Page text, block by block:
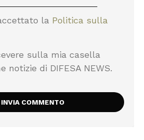
la Politica sulla
sulla mia casella
notizie di DIFESA NEWS.